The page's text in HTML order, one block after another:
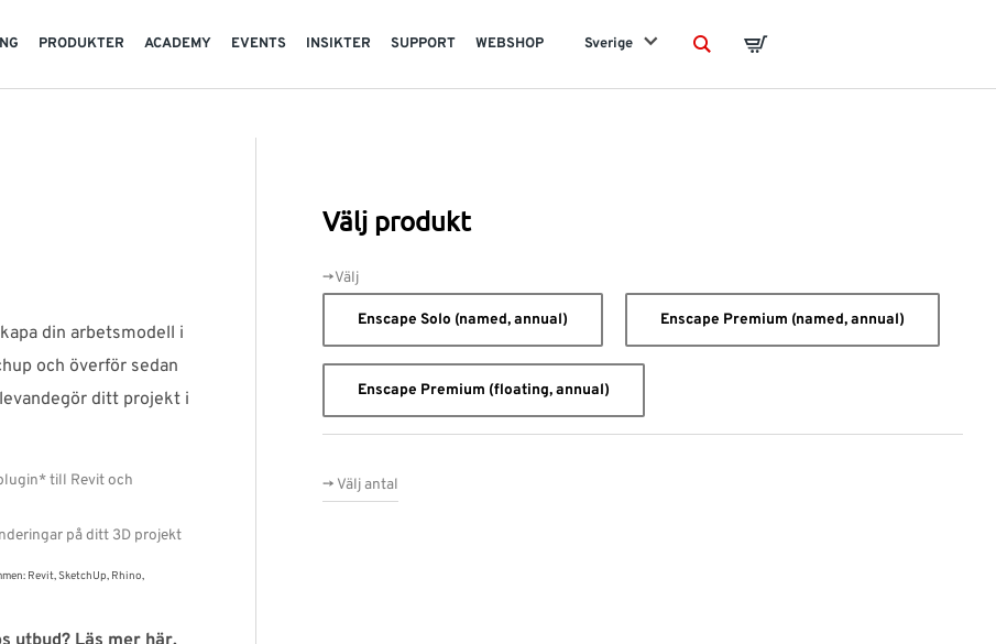
PRODUKTER ACADEMY EVENTS INSIKTER SUPPORT WEBSHOP Sverige
SearchBasket
din arbetsmodell i
och överför sedan
ditt projekt i
till Revit och
på ditt 3D projekt
Revit, SketchUp, Rhino,
Välj produkt
->Välj
Enscape Solo (named, annual) Enscape Premium (named, annual)
Enscape Premium (floating, annual)
-> Välj antal